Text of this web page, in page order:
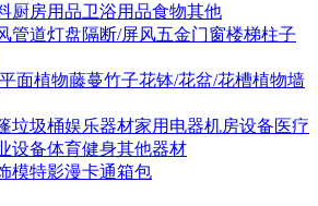
厨房用品卫浴用品食物其他
管道灯盘隔断/屏风五金门窗楼梯柱子
平面植物藤蔓竹子花钵/花盆/花槽植物墙
垃圾桶娱乐器材家用电器机房设备医疗
设备体育健身其他器材
模特影漫卡通箱包